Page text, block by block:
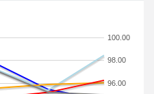
96.00
98.00
100.00